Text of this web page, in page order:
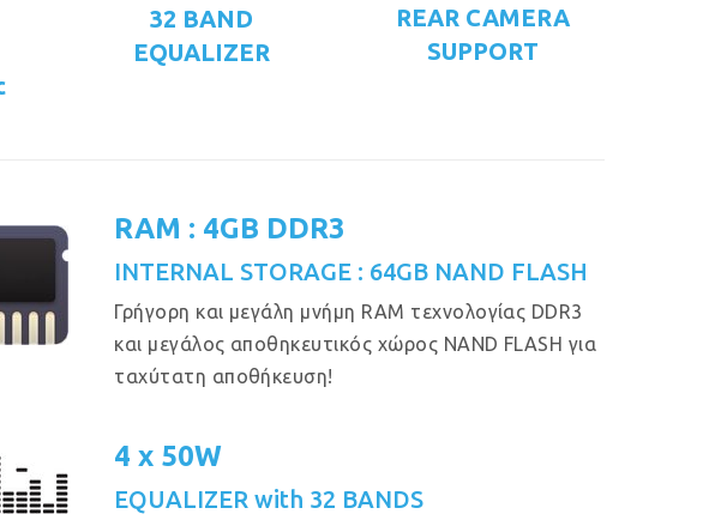
32 BAND
EQUALIZER
REAR CAMERA
SUPPORT
RAM : 4GB DDR3
INTERNAL STORAGE : 64GB NAND FLASH
Γρήγορη και μεγάλη μνήμη RAM τεχνολογίας DDR3
και μεγάλος αποθηκευτικός χώρος NAND FLASH για
ταχύτατη αποθήκευση!
4 x 50W
EQUALIZER with 32 BANDS